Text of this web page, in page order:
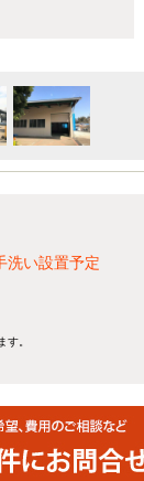
洗い設置予定
。